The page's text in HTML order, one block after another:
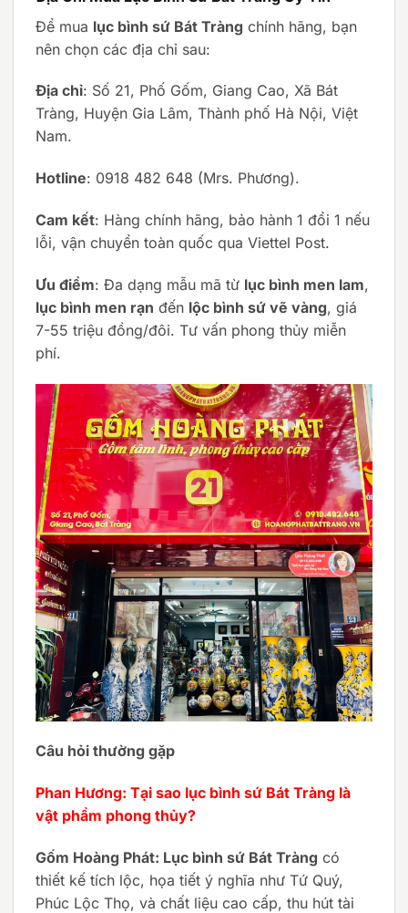
Để mua lục bình sứ Bát Tràng chính hãng, bạn
nên chọn các địa chỉ sau:
Địa chỉ: Số 21, Phố Gốm, Giang Cao, Xã Bát
Tràng, Huyện Gia Lâm, Thành phố Hà Nội, Việt
Nam.
Hotline: 0918 482 648 (Mrs. Phương).
Cam kết: Hàng chính hãng, bảo hành 1 đổi 1 nếu
lỗi, vận chuyển toàn quốc qua Viettel Post.
Ưu điểm: Đa dạng mẫu mã từ lục bình men lam,
lục bình men rạn đến lộc bình sứ vẽ vàng, giá
7-55 triệu đồng/đôi. Tư vấn phong thủy miễn
phí.
Câu hỏi thường gặp
Phan Hương: Tại sao lục bình sứ Bát Tràng là
vật phẩm phong thủy?
Gốm Hoàng Phát: Lục bình sứ Bát Tràng có
thiết kế tích lộc, họa tiết ý nghĩa như Tứ Quý,
Phúc Lộc Thọ, và chất liệu cao cấp, thu hút tài